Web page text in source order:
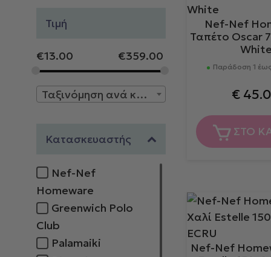
Τιμή
€13.00 €359.00
Ταξινόμηση ανά κατασκευαστή
Κατασκευαστής
Nef-Nef
Homeware
Greenwich Polo
Club
Palamaiki
Nef-Nef
Ταπέτο Oscar
White
Παράδοση 1
€
ΣΤΟ
Nef-Nef